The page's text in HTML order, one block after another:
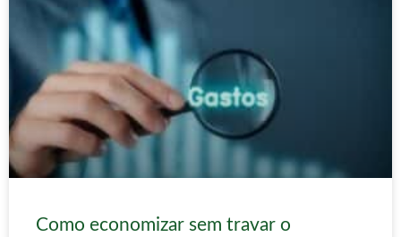
Como economizar sem travar o